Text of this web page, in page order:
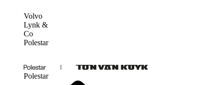
Volvo
Lynk &
Co
Polestar
Polestar